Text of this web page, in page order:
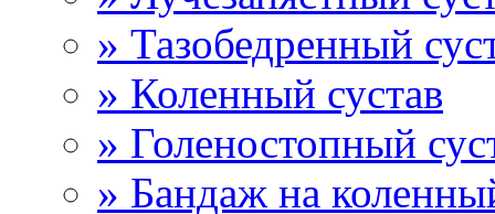
» Тазобедренный
» Коленный сустав
» Голеностопный
» Бандаж на